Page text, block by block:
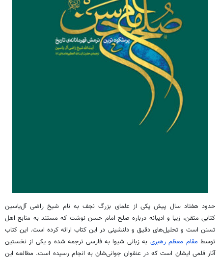
حدود هفتاد سال پیش یکی از علمای بزرگ نجف به نام شیخ راضی آل‌یاسین
کتابی متقن، زیبا و ادیبانه درباره صلح امام حسن نوشت که مستند به منابع اهل
تسنن است و تحلیل‌های دقیق و دلنشینی در این کتاب ارائه کرده است. این کتاب
توسطمقام معظم رهبری به زبانی شیوا به فارسی ترجمه شده و یکی از نخستین
آثار قلمی ایشان است که در عنفوان جوانی‌شان به انجام رسیده است. مطالعه این